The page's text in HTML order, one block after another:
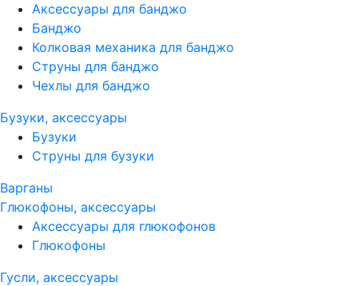
Аксессуары для банджо
Банджо
Колковая механика для банджо
Струны для банджо
Чехлы для банджо
Бузуки, аксессуары
Бузуки
Струны для бузуки
Варганы
Глюкофоны, аксессуары
Аксессуары для глюкофонов
Глюкофоны
Гусли, аксессуары